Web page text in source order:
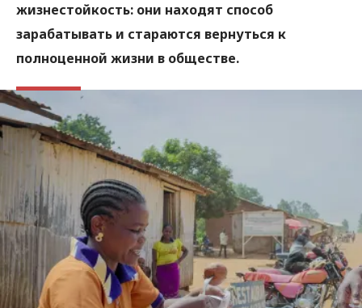
жизнестойкость: они находят способ
зарабатывать и стараются вернуться к
полноценной жизни в обществе.